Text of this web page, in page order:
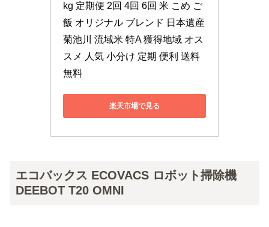
kg 定期便 2回 4回 6回 米 こめ ご
飯 オリジナル ブレンド 日本遺産
菊池川 流域米 特A 獲得地域 オス
スメ 人気 小分け 定期 便利 送料
無料
楽天市場で見る
エコバックス ECOVACS ロボット掃除機
DEEBOT T20 OMNI